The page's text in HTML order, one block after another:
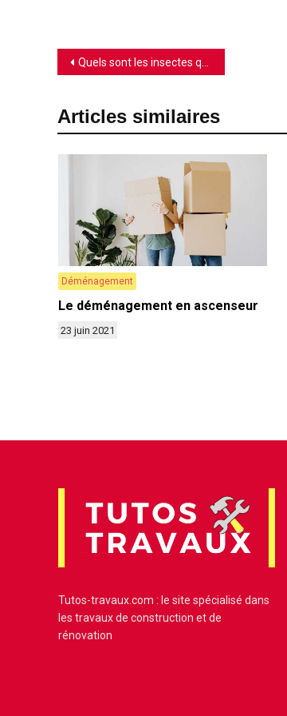
Navigation
l’article
Quels sont les insectes qui piquent à la maison?
Articles similaires
Déménagement
Le déménagement en ascenseur
23 juin 2021
Tutos-travaux.com : le site spécialisé dans
les travaux de construction et de
rénovation